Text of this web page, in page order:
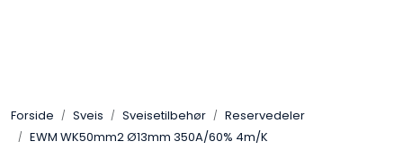
Forside Sveis Sveisetilbehør
Reservedeler
EWM WK50mm2 Ø13mm 350A/60% 4m/K
Pakning